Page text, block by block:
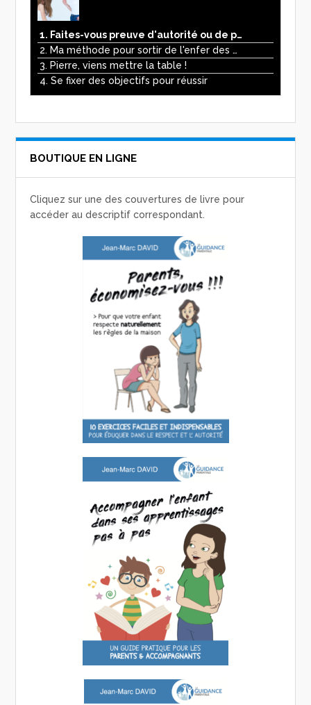
1. Faites-vous preuve d'autorité ou de pouvoir avec vos enfants ?
2. Ma méthode pour sortir de l'enfer des écrans
3. Pierre, viens mettre la table !
4. Se fixer des objectifs pour réussir
BOUTIQUE EN LIGNE
Cliquez sur une des couvertures de livre pour
accéder au descriptif correspondant.